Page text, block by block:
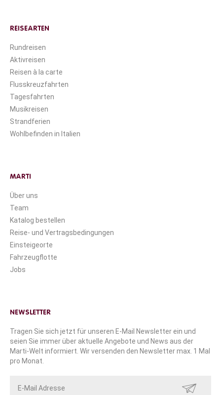
REISEARTEN
Rundreisen
Aktivreisen
Reisen à la carte
Flusskreuzfahrten
Tagesfahrten
Musikreisen
Strandferien
Wohlbefinden in Italien
MARTI
Über uns
Team
Katalog bestellen
Reise- und Vertragsbedingungen
Einsteigeorte
Fahrzeugflotte
Jobs
NEWSLETTER
Tragen Sie sich jetzt für unseren E-Mail Newsletter ein und
seien Sie immer über aktuelle Angebote und News aus der
Marti-Welt informiert. Wir versenden den Newsletter max. 1 Mal
pro Monat.
SENDEN